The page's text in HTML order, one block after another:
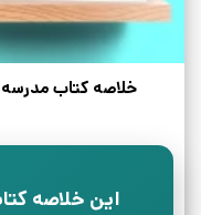
خلاصه کتاب مدرسه
این خلاصه